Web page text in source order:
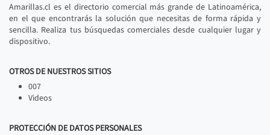
Amarillas.cl es el directorio comercial más grande de Latinoamérica,
en el que encontrarás la solución que necesitas de forma rápida y
sencilla. Realiza tus búsquedas comerciales desde cualquier lugar y
dispositivo.
OTROS DE NUESTROS SITIOS
007
Videos
PROTECCIÓN DE DATOS PERSONALES